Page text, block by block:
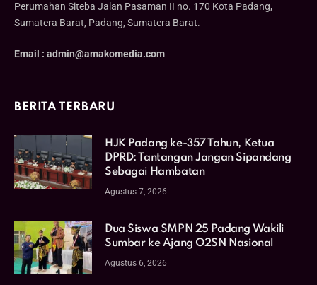
Perumahan Siteba Jalan Pasaman II no. 170 Kota Padang,
Sumatera Barat, Padang, Sumatera Barat.
Email : admin@amakomedia.com
BERITA TERBARU
HJK Padang ke-357 Tahun, Ketua
DPRD: Tantangan Jangan Sipandang
Sebagai Hambatan
Agustus 7, 2026
Dua Siswa SMPN 25 Padang Wakili
Sumbar ke Ajang O2SN Nasional
Agustus 6, 2026